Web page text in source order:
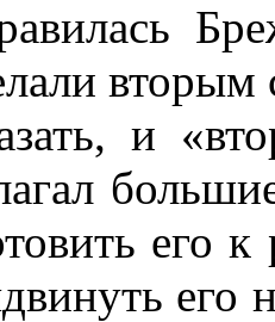
и
его к
его